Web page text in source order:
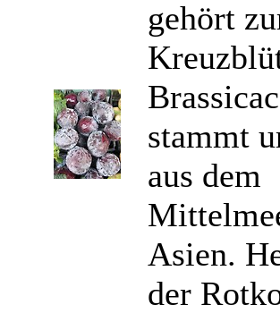
gehört
stammt
aus dem
Asien.
der